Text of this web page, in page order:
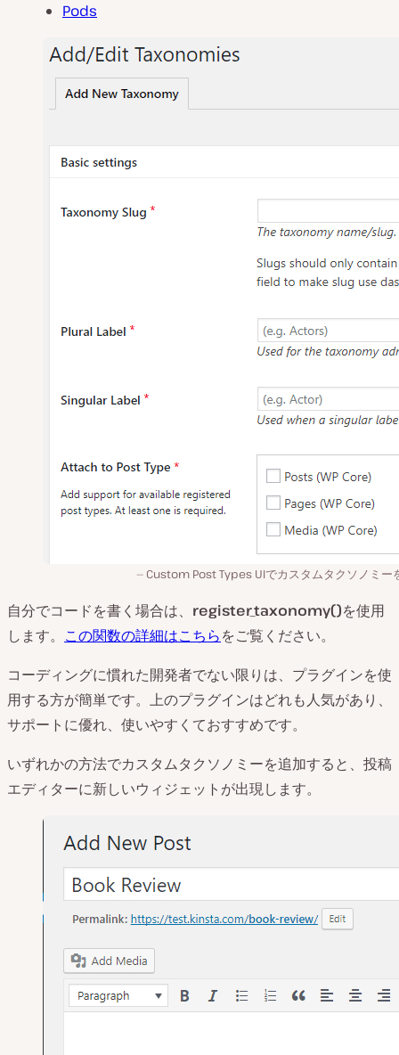
Pods
Custom Post Types UIでカスタムタクソノミー
自分でコードを書く場合は、 register_taxonomy()を使用
します。 この関数の詳細はこちらをご覧ください。
コーディングに慣れた開発者でない限りは、プラグインを使
用する方が簡単です。上のプラグインはどれも人気があり、
サポートに優れ、使いやすくておすすめです。
いずれかの方法でカスタムタクソノミーを追加すると、投稿
エディターに新しいウィジェットが出現します。